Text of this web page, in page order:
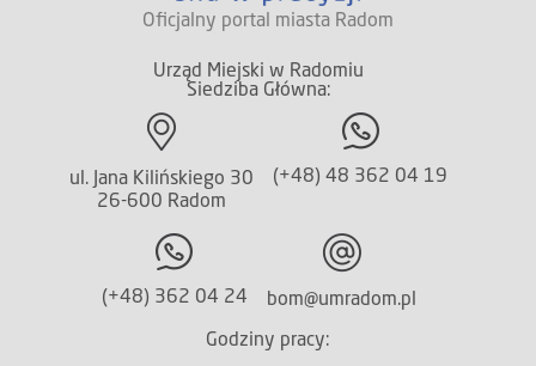
Oficjalny portal miasta Radom
Urząd Miejski w Radomiu
Siedziba Główna:
ul. Jana Kilińskiego 30
26-600 Radom
(+48) 48 362 04 19
(+48) 362 04 24 bom@umradom.pl
Godziny pracy: